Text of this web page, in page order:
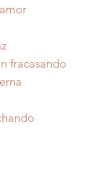
fracasando
luchando